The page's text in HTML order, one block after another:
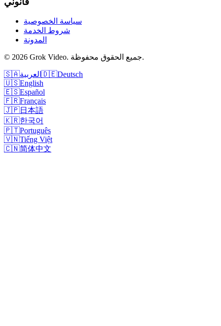
سياسة الخصوصية
شروط الخدمة
المدونة
© 2026 Grok Video. جميع الحقوق محفوظة.
🇸🇦العربية 🇩🇪Deutsch
🇺🇸English
🇪🇸Español
🇫🇷Français
🇯🇵日本語
🇰🇷한국어
🇵🇹Português
🇻🇳Tiếng Việt
🇨🇳简体中文